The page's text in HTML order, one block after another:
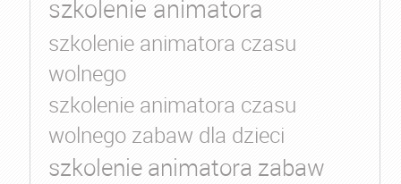
szkolenie animatora
szkolenie animatora czasu
wolnego
szkolenie animatora czasu
wolnego zabaw dla dzieci
szkolenie animatora zabaw